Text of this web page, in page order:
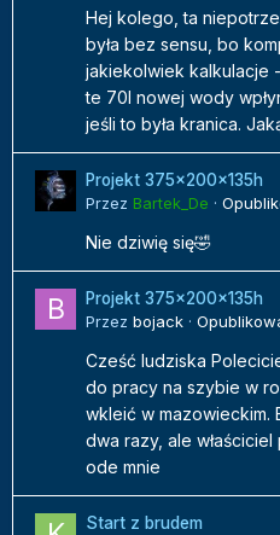
Hej kolego, ta
była bez sensu, bo
jakiekolwiek kalkulacje
te 70l nowej wody
jeśli to była kranica.
Projekt 375x200x135h
Przez Bartek_De ·
Nie dziwię się🤣
Projekt 375x200x135h
Przez bojack ·
Cześć ludziska
do pracy na szybie w
wkleić w mazowieckim.
dwa razy, ale
ode mnie
Start z brudem